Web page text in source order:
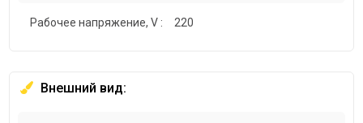
Рабочее напряжение, V : 220
Внешний вид: